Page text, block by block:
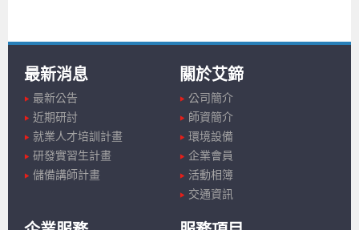
最新消息
最新公告
近期研討
就業人才培訓計畫
研發實習生計畫
儲備講師計畫
關於艾鍗
公司簡介
師資簡介
環境設備
企業會員
活動相簿
交通資訊